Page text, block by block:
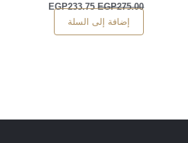
EGP275.00
EGP233.75
إضافة إلى السلة